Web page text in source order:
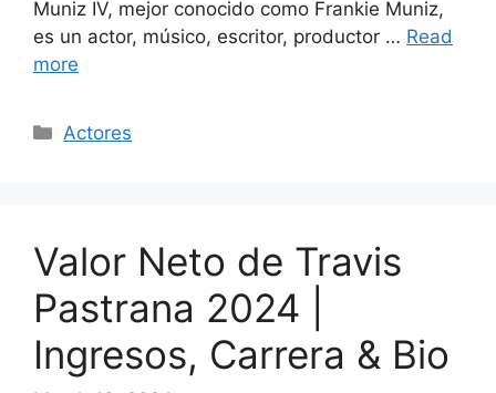
Muniz IV, mejor conocido como Frankie Muniz,
es un actor, músico, escritor, productor … Read
more
Categories
Actores
Valor Neto de Travis
Pastrana 2024 |
Ingresos, Carrera & Bio